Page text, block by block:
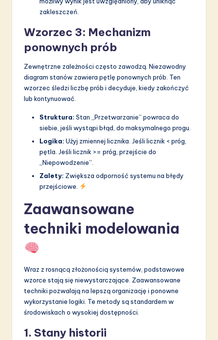
zakleszczeń.
Wzorzec 3: Mechanizm
ponownych prób
Zewnętrzne zależności często zawodzą. Niezawodny
diagram stanów zawiera pętlę ponownych prób. Ten
wzorzec śledzi liczbę prób i decyduje, kiedy zakończyć
lub kontynuować.
Struktura: Stan „Przetwarzanie” powraca do
siebie, jeśli wystąpi błąd, do maksymalnego progu.
Logika: Użyj zmiennej licznika. Jeśli licznik < próg,
pętla. Jeśli licznik >= próg, przejście do
„Niepowodzenie”.
Zalety: Zwiększa odporność systemu na błędy
przejściowe.
Zaawansowane
techniki modelowania
Wraz z rosnącą złożonością systemów, podstawowe
wzorce stają się niewystarczające. Zaawansowane
techniki pozwalają na lepszą organizację i ponowne
wykorzystanie logiki. Te metody są standardem w
środowiskach o wysokiej dostępności.
1. Stany historii